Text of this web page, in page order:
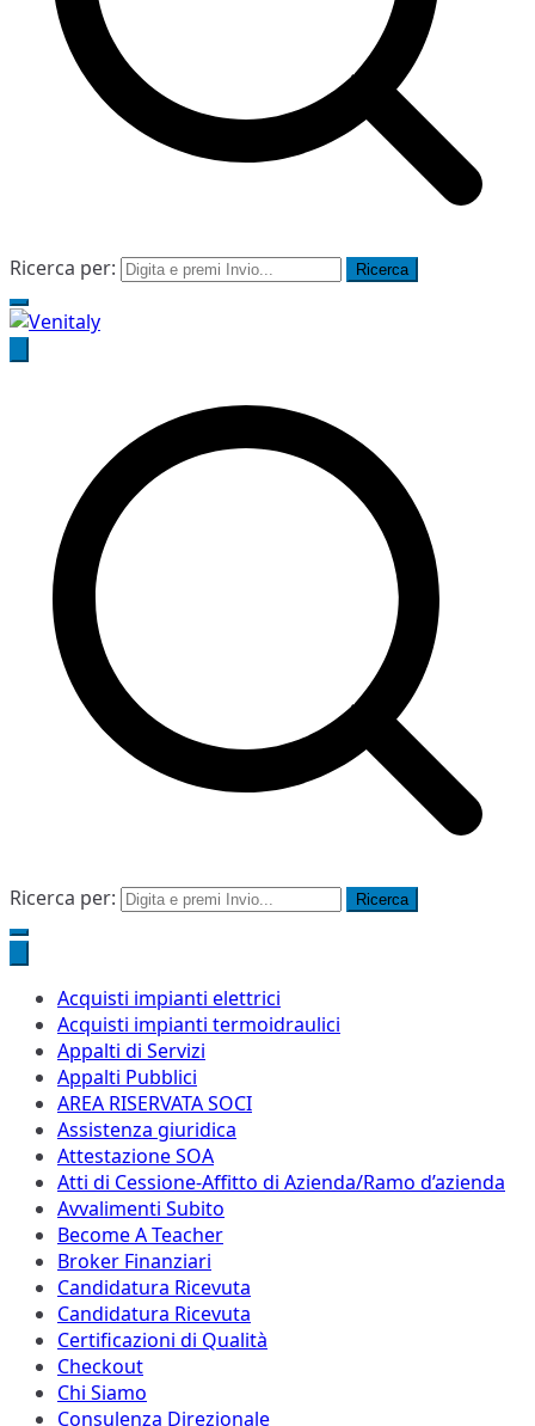
Ricerca per:
Venitaly
Consorzio Stabile Venitaly
Ricerca per:
Acquisti impianti elettrici
Acquisti impianti termoidraulici
Appalti di Servizi
Appalti Pubblici
AREA RISERVATA SOCI
Assistenza giuridica
Attestazione SOA
Atti di Cessione-Affitto di Azienda/Ramo d’azienda
Avvalimenti Subito
Become A Teacher
Broker Finanziari
Candidatura Ricevuta
Candidatura Ricevuta
Certificazioni di Qualità
Checkout
Chi Siamo
Consulenza Direzionale